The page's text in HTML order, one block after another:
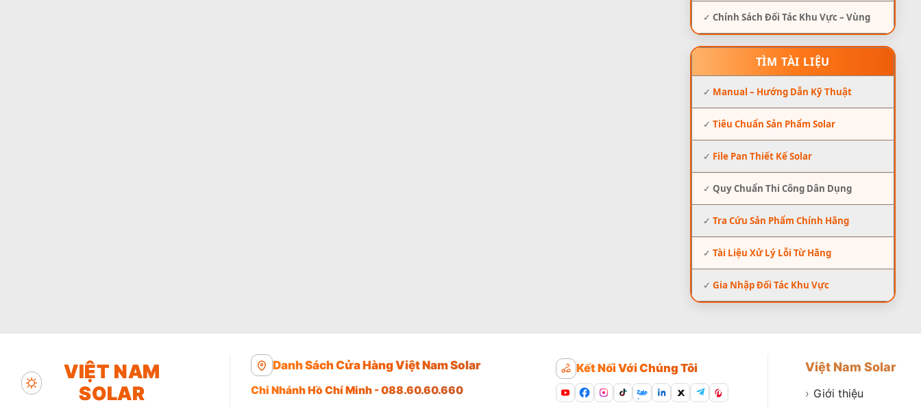
✓ Chính Sách Đối Tác Khu Vực – Vùng
TÌM TÀI LIỆU
✓ Manual – Hướng Dẫn Kỹ Thuật
✓ Tiêu Chuẩn Sản Phẩm Solar
✓ File Pan Thiết Kế Solar
✓ Quy Chuẩn Thi Công Dân Dụng
✓ Tra Cứu Sản Phẩm Chính Hãng
✓ Tài Liệu Xử Lý Lỗi Từ Hãng
✓ Gia Nhập Đối Tác Khu Vực
VIỆT NAM
SOLAR
Danh Sách Cửa Hàng Việt Nam Solar
Chi Nhánh Hồ Chí Minh - 088.60.60.660
Kết Nối Với Chúng Tôi
Zalo
Việt Nam Solar
› Giới thiệu